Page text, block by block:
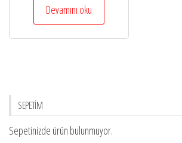
Devamını oku
SEPETİM
Sepetinizde ürün bulunmuyor.